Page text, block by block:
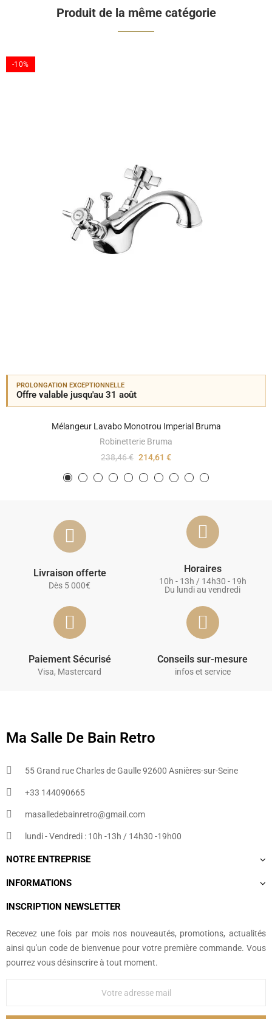
Produit de la même catégorie
-10%
PROLONGATION EXCEPTIONNELLE
Offre valable jusqu'au 31 août
Mélangeur Lavabo Monotrou Imperial Bruma
Robinetterie Bruma
238,46 € 214,61 €
Livraison offerte
Dès 5 000€
Horaires
10h - 13h / 14h30 - 19h
Du lundi au vendredi
Paiement Sécurisé
Visa, Mastercard
Conseils sur-mesure
infos et service
Ma Salle De Bain Retro
55 Grand rue Charles de Gaulle 92600 Asnières-sur-Seine
+33 144090665​
masalledebainretro@gmail.com
lundi - Vendredi : 10h -13h / 14h30 -19h00
NOTRE ENTREPRISE
INFORMATIONS
INSCRIPTION NEWSLETTER
Recevez une fois par mois nos nouveautés, promotions, actualités
ainsi qu'un code de bienvenue pour votre première commande. Vous
pourrez vous désinscrire à tout moment.